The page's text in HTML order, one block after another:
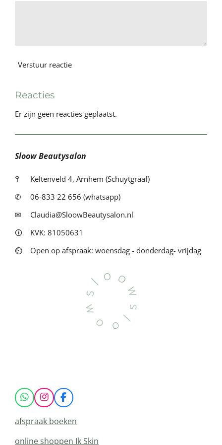
Verstuur reactie
Reacties
Er zijn geen reacties geplaatst.
Sloow Beautysalon
߉
Keltenveld 4, Arnhem (Schuytgraaf)
✆
06-833 22 656 (whatsapp)
✉
Claudia@SloowBeautysalon.nl
🛈
KVK: 81050631
⏲
Open op afspraak: woensdag - donderdag- vrijdag
W
h
a
t
s
I
n
s
t
a
F
a
c
e
afspraak boeken
online shoppen Ik Skin